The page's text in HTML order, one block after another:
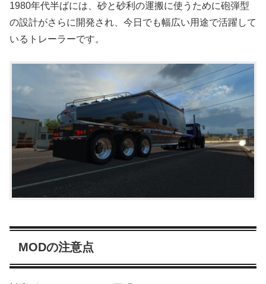
1980年代半ばには、砂と砂利の運搬に使うために砲弾型
の設計がさらに開発され、今日でも幅広い用途で活躍して
いるトレーラーです。
MODの注意点